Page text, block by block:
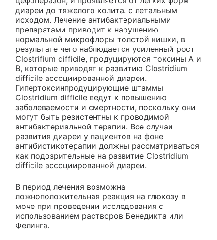
диареи до тяжелого колита. с летальным
исходом. Лечение антибактериальными
препаратами приводит к нарушению
нормальной микрофлоры толстой кишки, в
результате чего наблюдается усиленный рост
Clostrifium difficile, продуцируются токсины А и
В, которые приводят к развитию Clostridium
difficile ассоциированной диареи.
Гипертоксинпродуцирующие штаммы
Clostridium difficile ведут к повышению
заболеваемости и смертности, поскольку они
могут быть резистентны к проводимой
антибактериальной терапии. Все случаи
развития диареи у пациентов на фоне
антибиотикотерапии должны рассматриваться
как подозрительные на развитие Clostridium
difficile ассоциированной диареи.
В период лечения возможна
ложноположительная реакция на глюкозу в
моче при проведении исследования с
использованием растворов Бенедикта или
Фелинга.